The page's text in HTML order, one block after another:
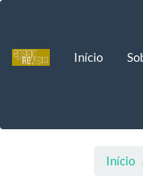
principalInício
Início